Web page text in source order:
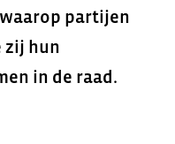
partijen
zij hun
in de raad.